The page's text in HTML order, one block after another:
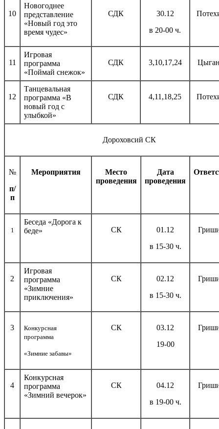
10
Новогоднее
представление
«Новый год это
время чудес»
СДК
30.12
в 20-00 ч.
11
Игровая
программа
«Поймай снежок»
СДК 3,10,17,24
12
Танцевальная
программа «В
новый год с
улыбкой»
СДК 4,11,18,25
Дороховсий СК
№
п/
п
Мероприятия
Место
проведения
Дата
проведения
1
Беседа «Дорога к
беде»
СК
01.12
в 15-30 ч.
2
Игровая
программа
«Зимние
приключения»
СК
02.12
в 15-30 ч.
3
Конкурсная
программа
«Зимние забавы»
СК
03.12
19-00
4
Конкурсная
программа
«Зимний вечерок»
СК
04.12
в 19-00 ч.